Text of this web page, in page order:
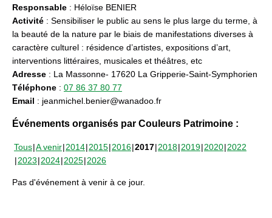
Responsable : Héloïse BENIER
Activité : Sensibiliser le public au sens le plus large du terme, à
la beauté de la nature par le biais de manifestations diverses à
caractère culturel : résidence d’artistes, expositions d’art,
interventions littéraires, musicales et théâtres, etc
Adresse : La Massonne- 17620 La Gripperie-Saint-Symphorien
Téléphone : 07 86 37 80 77
Email : jeanmichel.benier@wanadoo.fr
Événements organisés par Couleurs Patrimoine :
Tous A venir 2014 2015 2016 2017 2018 2019 2020 2022
2023 2024 2025 2026
Pas d'événement à venir à ce jour.